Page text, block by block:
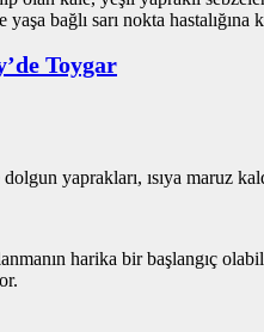
bağlı sarı nokta hastalığına
Toygar
yaprakları, ısıya maruz
harika bir başlangıç